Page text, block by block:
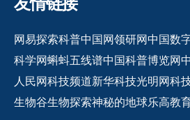
网易探索科普中国网领研网中国数
科学网蝌蚪五线谱中国科普博览网
人民网科技频道新华科技光明网科
生物谷生物探索神秘的地球乐高教